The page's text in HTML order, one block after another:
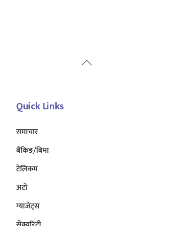
Back
Quick Links
समाचार
बैंकिङ/बिमा
टेलिकम
अटाे
ग्याजेट्स